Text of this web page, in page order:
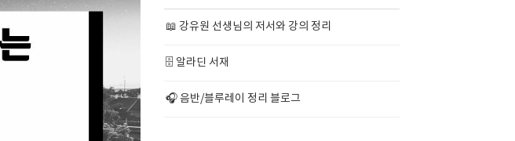
📖 강유원 선생님의 저서와 강의 정리
🗄️ 알라딘 서재
🎧 음반/블루레이 정리 블로그